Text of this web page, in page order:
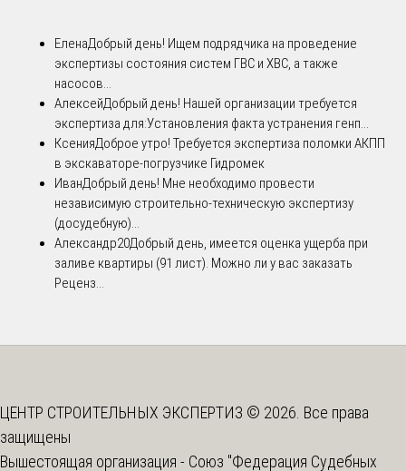
ЕленаДобрый день! Ищем подрядчика на проведение
экспертизы состояния систем ГВС и ХВС, а также
насосов...
АлексейДобрый день! Нашей организации требуется
экспертиза для:Установления факта устранения генп...
КсенияДоброе утро! Требуется экспертиза поломки АКПП
в экскаваторе-погрузчике Гидромек
ИванДобрый день! Мне необходимо провести
независимую строительно-техническую экспертизу
(досудебную)...
Александр20Добрый день, имеется оценка ущерба при
заливе квартиры (91 лист). Можно ли у вас заказать
Реценз...
ЦЕНТР СТРОИТЕЛЬНЫХ ЭКСПЕРТИЗ © 2026. Все права
защищены
Вышестоящая организация - Союз "Федерация Судебных